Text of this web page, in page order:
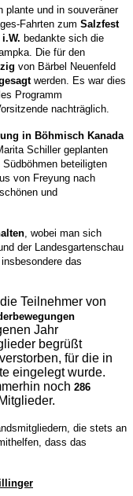
plante und in souveräner
Fahrten zum Salzfest
bedankte sich die
Die für den
von Bärbel Neuenfeld
werden. Es war dies
Programm
nachträglich.
in Böhmisch Kanada
Schiller geplanten
beteiligten
von Freyung nach
und
, wobei man sich
der Landesgartenschau
das
Teilnehmer von
Jahr
begrüßt
für die in
eingelegt wurde.
noch 286
die stets an
dass das